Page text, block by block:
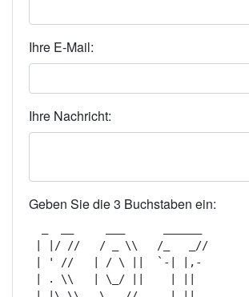
Ihre E-Mail:
Ihre Nachricht:
Geben Sie die 3 Buchstaben ein:
| |/ //   / _ \\   /_   _//
| ' //   | / \ ||  `-| |,-
| . \\   | \_/ ||    | ||